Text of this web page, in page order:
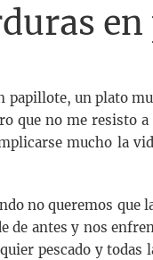
papillote, un plato
que no me resisto
mucho la
no queremos
de antes y nos
pescado y todas